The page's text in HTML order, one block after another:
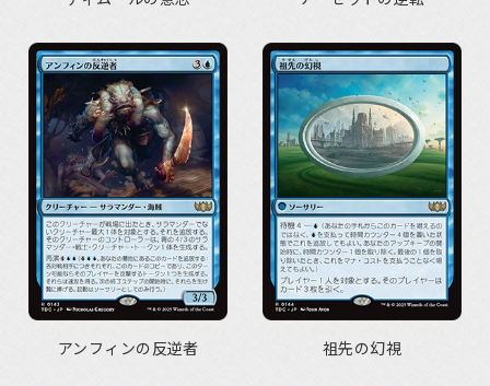
アンフィンの反逆者 祖先の幻視